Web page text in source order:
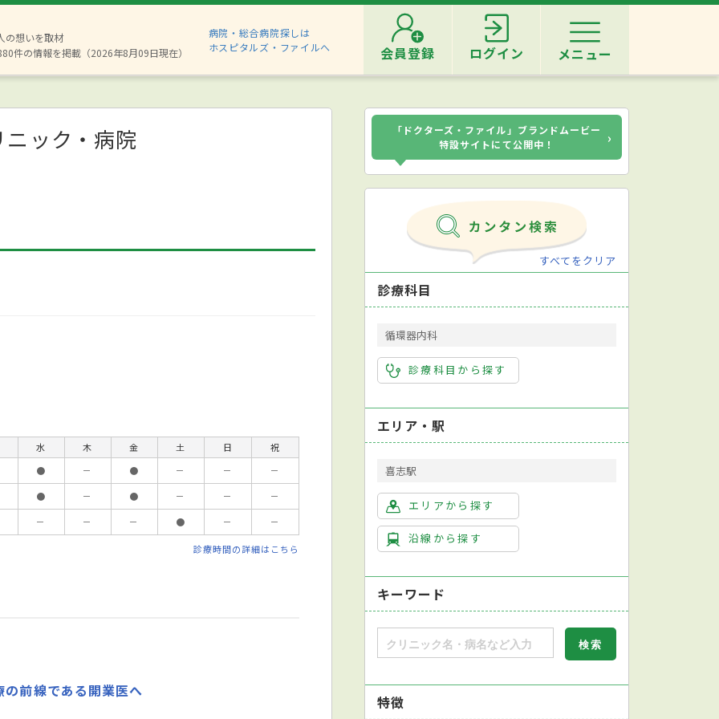
の想いを取材
件の情報を掲載（2026年8月09日現在）
病院・総合病院探しは
ホスピタルズ・ファイルへ
会員登録 ログイン メニュー
ニック・病院
水 木 金 土 日
祝
●
－ ● － －
－
●
－ ● － －
－
－
－ － ● － －
診療時間の詳細はこちら
前線である開業医へ
「ドクターズ・ファイル」ブランドムービー
特設サイトにて公開中！
›
すべてをクリア
診療科目
循環器内科
診療科目から探す
エリア・駅
喜志駅
エリアから探す
沿線から探す
キーワード
特徴